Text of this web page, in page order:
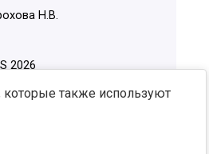
Н.В.
2026
которые также используют